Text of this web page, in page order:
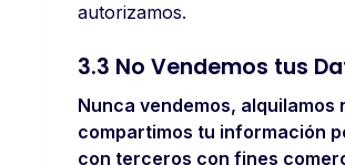
autorizamos.
3.3 No Vendemos tus
Nunca vendemos, alquilamos
compartimos tu información
con terceros con fines